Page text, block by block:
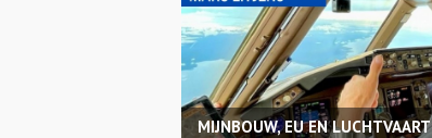
MIJNBOUW, EU EN LUCHTVAART